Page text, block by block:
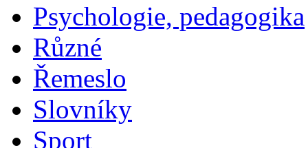
Psychologie, pedagogika
Různé
Řemeslo
Slovníky
Sport